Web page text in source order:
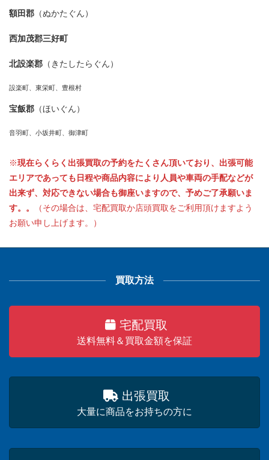
額田郡 （ぬかたぐん）
西加茂郡三好町
北設楽郡 （きたしたらぐん）
設楽町、東栄町、豊根村
宝飯郡 （ほいぐん）
音羽町、小坂井町、御津町
※現在らくらく出張買取の予約をたくさん頂いており、出張可能
エリアであっても日程や商品内容により人員や車両の手配などが
出来ず、対応できない場合も御座いますので、予めご了承願いま
す。。
（その場合は、宅配買取か店頭買取をご利用頂けますよう
お願い申し上げます。）
買取方法
宅配買取
送料無料＆買取金額を保証
出張買取
大量に商品をお持ちの方に